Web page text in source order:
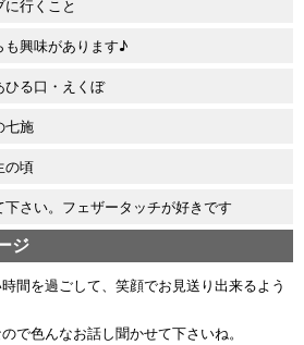
に行くこと
も興味があります♪
ひる口・えくぼ
七施
の頃
下さい。フェザータッチが好きです
ジ
間を過ごして、笑顔でお見送り出来るよう
で色んなお話し聞かせて下さいね。